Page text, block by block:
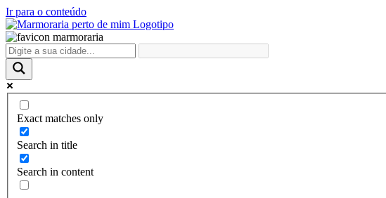
Ir para o conteúdo
Exact matches only
Search in title
Search in content